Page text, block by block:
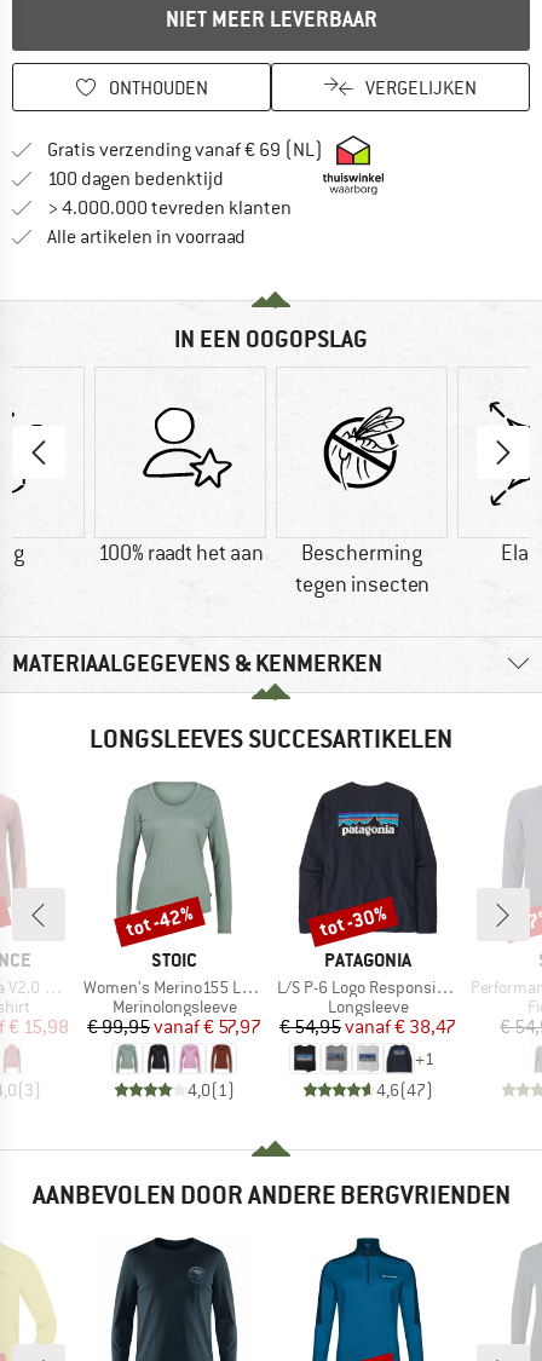
NIET MEER LEVERBAAR
ONTHOUDEN VERGELIJKEN
Gratis verzending vanaf € 69 (NL) Vind hier de
100 dagen bedenktijd Vind de betalingsinformatie hier!
> 4.000.000 tevreden klanten
Alle artikelen in voorraad
IN EEN OOGOPSLAG
g 100% raadt het aan
Bescherming
tegen insecten
MATERIAALGEGEVENS & KENMERKEN
LONGSLEEVES SUCCESARTIKELEN
Midlayer
prijs
€ 15,98
(3)
MERK
STOIC
Artikel
Women's Merino155 LaholmSt. L/S
Productgroep
Merinolongsleeve
Prijs
€ 99,95 Verlaagde prijs
vanaf€ 57,97
4,0(1 )
Korting
tot -42%
MERK
PATAGONIA
Artikel
L/S P-6 Logo Responsibili-Tee
Productgroep
Longsleeve
Prijs
€ 54,95 Verlaagde prijs
vanaf€ 38,47
+1
4,6(47)
Korting
tot -30%
Artikel
€
-
AANBEVOLEN DOOR ANDERE BERGVRIENDEN